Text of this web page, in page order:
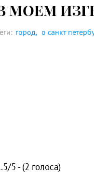
МОЕМ
город о санкт
5 - (2 голоса)